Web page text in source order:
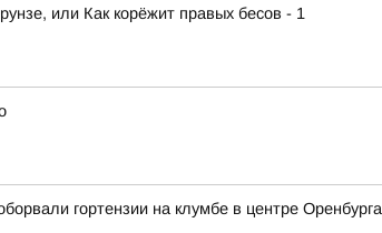
или Как корёжит правых бесов - 1
гортензии на клумбе в центре Оренбурга